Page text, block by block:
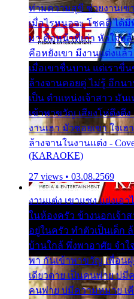
ท่ามความสุขี ช่วยงานเข
เมื่อไรหนอจะ โชคดี ได้
มา คือหน้าที่เก่า หัวใจห
คือหยังเขา มีงานแต่งแล้
เมื่อเขาชื่นบาน แต่เราขื่
ล้างจานคอยคู่ ไม่รู้ อีกน
เป็น ตำแหน่งเจ้าสาว มั
เข้าพาขวัญ เสียงโห่ตึงตึ
งานเฮา มัวซอยเขา ใจเ
ล้างจานในงานแต่ง -
(KARAOKE)
27 views • 03.08.2569
งานแต่ง เขาแซง แย่งเอ
ในห้องครัว ข้างนอกเจ้าส
อยู่ในครัว ทำตัวเป็นเด็ก
บ้านใกล้ พึ่งพาอาศัย จำใ
พา กันเข้าพาขวัญ เพื่อนฝู
เดียวดาย เป็นคนพ่าย บ่มี
คนพ่าย บ่มีความหมาย เคี